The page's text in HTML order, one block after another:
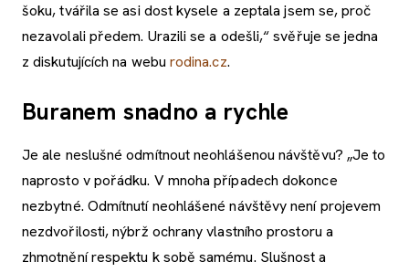
šoku, tvářila se asi dost kysele a zeptala jsem se, proč
nezavolali předem. Urazili se a odešli,“ svěřuje se jedna
z diskutujících na webu rodina.cz.
Buranem snadno a rychle
Je ale neslušné odmítnout neohlášenou návštěvu? „Je to
naprosto v pořádku. V mnoha případech dokonce
nezbytné. Odmítnutí neohlášené návštěvy není projevem
nezdvořilosti, nýbrž ochrany vlastního prostoru a
zhmotnění respektu k sobě samému. Slušnost a